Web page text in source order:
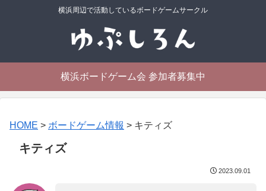
横浜周辺で活動しているボードゲームサークル
横浜ボードゲーム会 参加者募集中
HOME > ボードゲーム情報 > キティズ
キティズ
2023.09.01